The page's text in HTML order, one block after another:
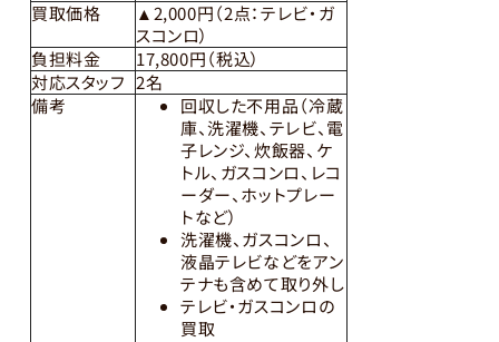
買取価格
▲2,000円（2点：テレビ・ガ
スコンロ）
負担料金
17,800円（税込）
対応スタッフ 2名
備考
回収した不用品（冷蔵
庫、洗濯機、テレビ、電
子レンジ、炊飯器、ケ
トル、ガスコンロ、レコ
ーダー、ホットプレー
トなど）
洗濯機、ガスコンロ、
液晶テレビなどをアン
テナも含めて取り外し
テレビ・ガスコンロの
買取